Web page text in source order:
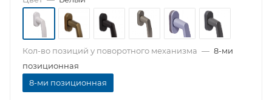
Кол-во позиций у поворотного механизма — 8-ми
позиционная
8-ми позиционная